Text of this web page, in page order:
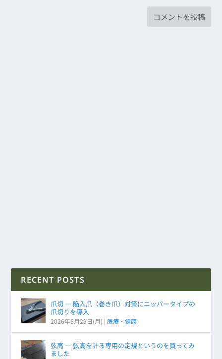
RECENT POSTS
爪切 ― 陥入爪（巻き爪）対策にニッパータイプの
爪切りを導入
2026年6月29日(月) | 医療・健康
弦高 ― 弦高を計る専用の定規というのを買ってみ
ました